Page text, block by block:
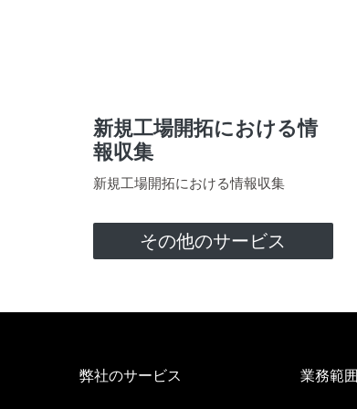
新規工場開拓における情
報収集
新規工場開拓における情報収集
その他のサービス
弊社のサービス 業務範囲